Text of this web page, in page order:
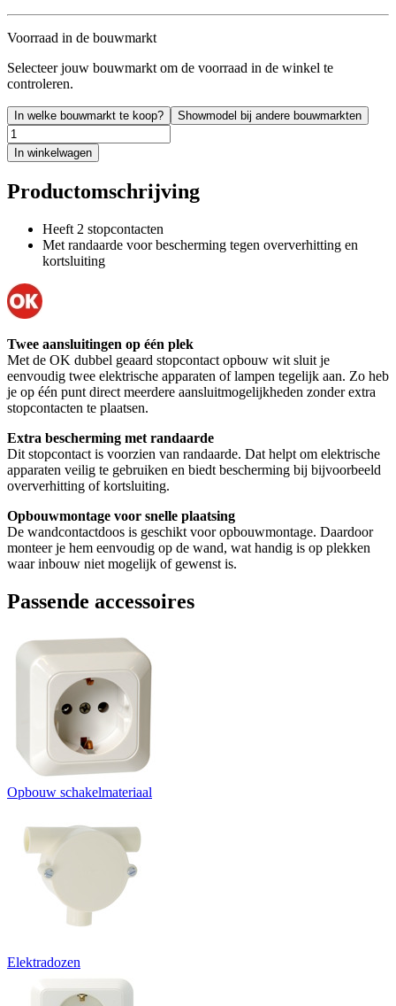
Voorraad in de bouwmarkt
Selecteer jouw bouwmarkt om de voorraad in de winkel te
controleren.
In welke bouwmarkt te koop? Showmodel bij andere bouwmarkten
In winkelwagen
Productomschrijving
Heeft 2 stopcontacten
Met randaarde voor bescherming tegen oververhitting en
kortsluiting
Twee aansluitingen op één plek
Met de OK dubbel geaard stopcontact opbouw wit sluit je
eenvoudig twee elektrische apparaten of lampen tegelijk aan. Zo heb
je op één punt direct meerdere aansluitmogelijkheden zonder extra
stopcontacten te plaatsen.
Extra bescherming met randaarde
Dit stopcontact is voorzien van randaarde. Dat helpt om elektrische
apparaten veilig te gebruiken en biedt bescherming bij bijvoorbeeld
oververhitting of kortsluiting.
Opbouwmontage voor snelle plaatsing
De wandcontactdoos is geschikt voor opbouwmontage. Daardoor
monteer je hem eenvoudig op de wand, wat handig is op plekken
waar inbouw niet mogelijk of gewenst is.
Passende accessoires
Opbouw schakelmateriaal
Elektradozen